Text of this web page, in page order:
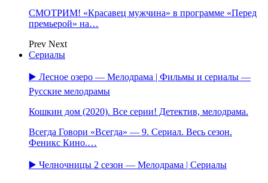
СМОТРИМ! «Красавец мужчина» в программе «Перед
премьерой» на…
Prev Next
Сериалы
▶️ Лесное озеро — Мелодрама | Фильмы и сериалы —
Русские мелодрамы
Кошкин дом (2020). Все серии! Детектив, мелодрама.
Всегда Говори «Всегда» — 9. Сериал. Весь сезон.
Феникс Кино.…
▶️ Челночницы 2 сезон — Мелодрама | Сериалы